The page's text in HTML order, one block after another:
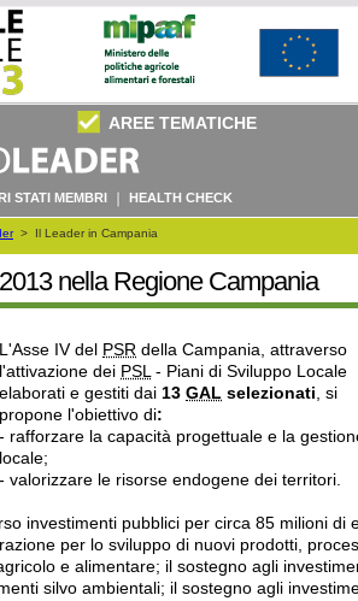
AREE TEMATICHE
STATI MEMBRI HEALTH CHECK
> Il Leader in Campania
nella Regione Campania
L'Asse IV del PSR della Campania, attraverso
l'attivazione dei PSL
- Piani di Sviluppo Locale
elaborati e gestiti dai 13 GAL selezionati , si
propone l'obiettivo di:
- rafforzare la capacità progettuale e la
locale;
- valorizzare le risorse endogene dei territori.
investimenti pubblici per circa 85 milioni di
per lo sviluppo di nuovi prodotti,
e alimentare; il sostegno agli
silvo ambientali; il sostegno agli